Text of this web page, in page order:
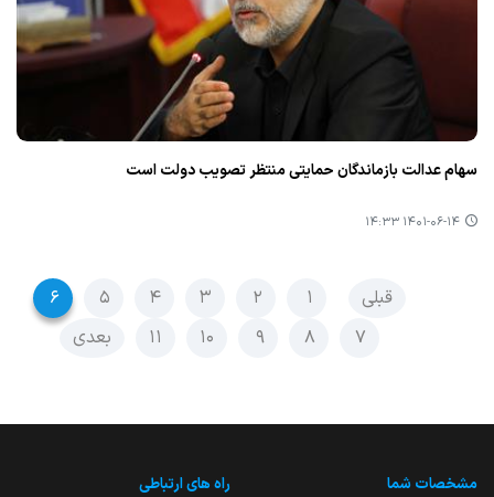
سهام عدالت بازماندگان حمایتی منتظر تصویب دولت است
۱۴۰۱-۰۶-۱۴ ۱۴:۳۳
قبلی ۱ ۲ ۳ ۴ ۵
۶
۷
۸ ۹ ۱۰ ۱۱ بعدی
مشخصات شما راه های ارتباطی